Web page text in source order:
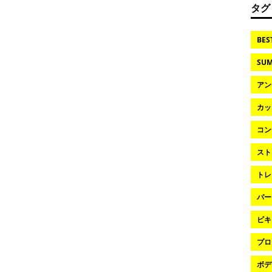
タグ
ア
カ
コ
ス
ト
パ
ビ
プ
ボ